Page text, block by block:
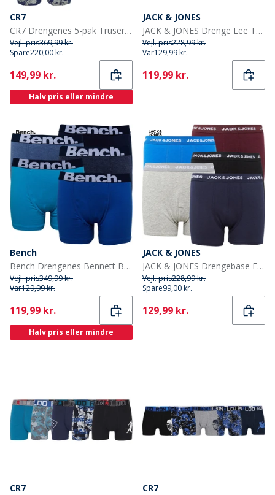
CR7
CR7 Drengenes 5-pak Truser Multifarvet
Vejl. pris369,99 kr.
Spare220,00 kr.
Current
149,99 kr.
Halv pris eller mindre
JACK & JONES
JACK & JONES Drenge Lee Trunks 5-pak Surf The Web
Vejl. pris228,99 kr.
Var129,99 kr.
Current
119,99 kr.
Bench
Bench Drengenes Bennett Boxer-pakke med 5 par Blå
Vejl. pris349,99 kr.
Var129,99 kr.
Current
119,99 kr.
Halv pris eller mindre
JACK & JONES
JACK & JONES Drengebase Fem-pak Underbukser Multi
Vejl. pris228,99 kr.
Spare99,00 kr.
Current
129,99 kr.
CR7
CR7